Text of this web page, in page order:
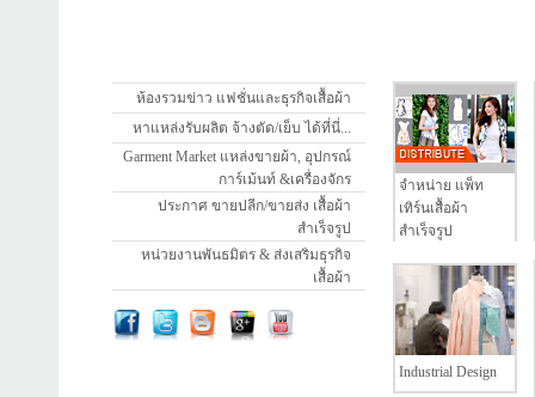
ห้องรวมข่าว แฟชั่นและธุรกิจเสื้อผ้า
หาแหล่งรับผลิต จ้างตัด/เย็บ ได้ที่นี่...
Garment Market แหล่งขายผ้า, อุปกรณ์
การ์เม้นท์ &เครื่องจักร
ประกาศ ขายปลีก/ขายส่ง เสื้อผ้า
สำเร็จรูป
หน่วยงานพันธมิตร & ส่งเสริมธุรกิจ
เสื้อผ้า
จำหน่าย แพ็ท
เทิร์นเสื้อผ้า
สำเร็จรูป
Industrial Design